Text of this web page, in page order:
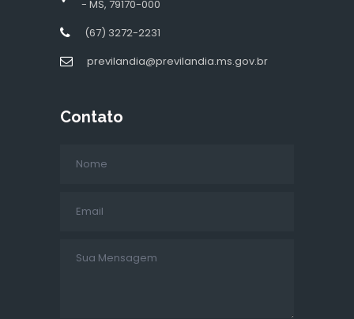
- MS, 79170-000
(67) 3272-2231
previlandia@previlandia.ms.gov.br
Contato